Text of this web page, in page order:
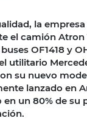
la
el camión Atron
OF1418 y
utilitario
su nuevo
lanzado en
en un 80% de su